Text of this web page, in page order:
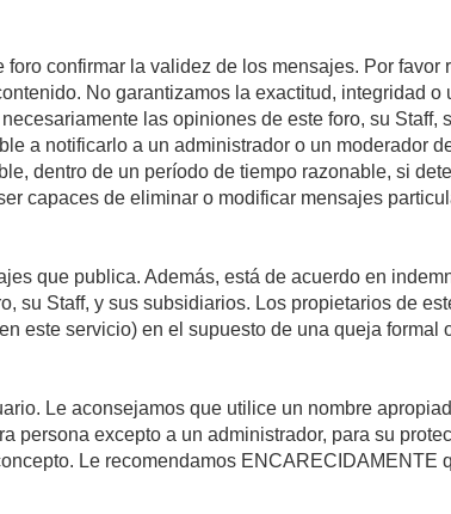
confirmar la validez de los mensajes. Por
No garantizamos la exactitud, integridad
las opiniones de este foro, su Staff,
a notificarlo a un administrador o un moderador
dentro de un período de tiempo razonable, si
capaces de eliminar o modificar mensajes
que publica. Además, está de acuerdo en
su Staff, y sus subsidiarios. Los propietarios de
este servicio) en el supuesto de una queja formal
Le aconsejamos que utilice un nombre
persona excepto a un administrador, para su
Le recomendamos ENCARECIDAMENTE